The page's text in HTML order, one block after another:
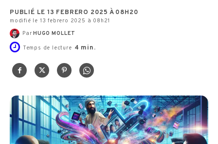
PUBLIÉ LE 13 FEBRERO 2025 À 08H20
modifié le 13 febrero 2025 à 08h21
Par HUGO MOLLET
Temps de lecture 4 min.